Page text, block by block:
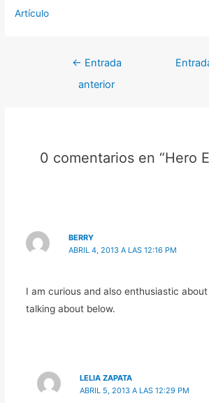
Artículo
← Entrada
anterior
0 comentarios en “Hero
BERRY
ABRIL 4, 2013 A LAS 12:16 PM
I am curious and also enthusiastic
talking about below.
LELIA ZAPATA
ABRIL 5, 2013 A LAS 12:29 PM